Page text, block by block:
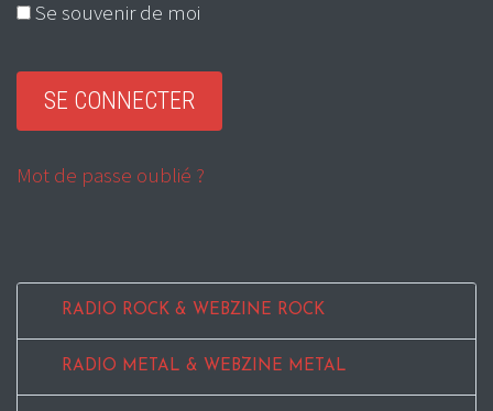
Se souvenir de moi
Mot de passe oublié ?
RADIO ROCK & WEBZINE ROCK
RADIO METAL & WEBZINE METAL